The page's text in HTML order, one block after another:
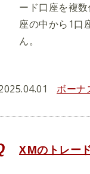
ード口座を複
座の中から1口
ん。
ボーナ
XMのトレー